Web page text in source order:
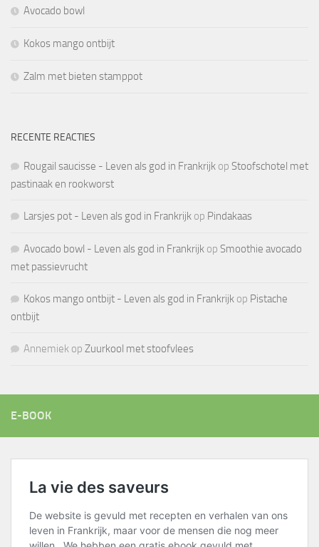
Avocado bowl
Kokos mango ontbijt
Zalm met bieten stamppot
RECENTE REACTIES
Rougail saucisse - Leven als god in Frankrijk op Stoofschotel met
pastinaak en rookworst
Larsjes pot - Leven als god in Frankrijk op Pindakaas
Avocado bowl - Leven als god in Frankrijk op Smoothie avocado
met passievrucht
Kokos mango ontbijt - Leven als god in Frankrijk op Pistache
ontbijt
Annemiek op Zuurkool met stoofvlees
E-BOOK